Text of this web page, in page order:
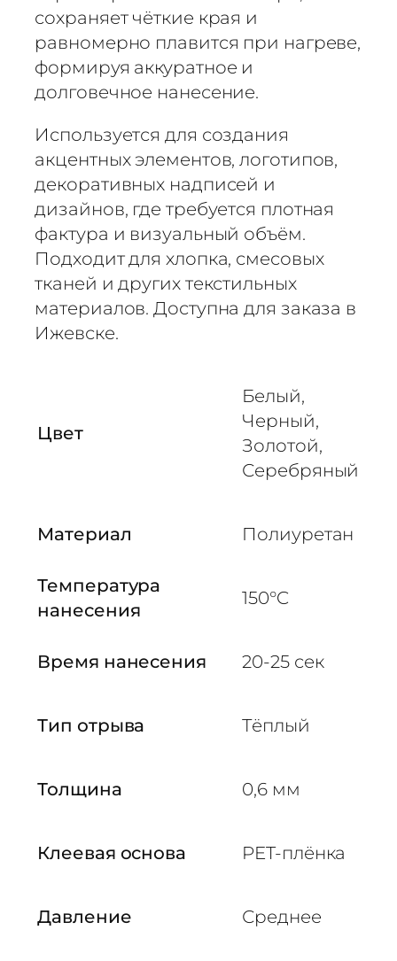
о
т
р
а
с
ф
е
р
н
а
я
п
л
е
Т
а
P
U
K
сохраняет чёткие края и
равномерно плавится при нагреве,
формируя аккуратное и
долговечное нанесение.
Используется для создания
акцентных элементов, логотипов,
декоративных надписей и
дизайнов, где требуется плотная
фактура и визуальный объём.
Подходит для хлопка, смесовых
тканей и других текстильных
материалов. Доступна для заказа в
Ижевске.
Цвет
Белый,
Черный,
Золотой,
Серебряный
Материал Полиуретан
Температура
нанесения
150°C
Время нанесения 20-25 сек
Тип отрыва Тёплый
Толщина 0,6 мм
Клеевая основа PET-плёнка
Давление Среднее